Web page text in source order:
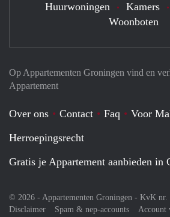
Op Appartementen Groningen vind en
Appartement
Over ons Contact Faq
Voor
Herroepingsrecht
Gratis je Appartement aanbieden in
© 2026 - Appartementen Groningen - KvK nr.
Disclaimer
Spam & nep-accounts Account
Huurwoningen Kamers
Woonboten